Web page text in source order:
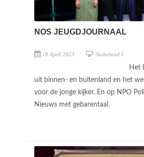
NOS JEUGDJOURNAAL
18 April 2023 Nederland 1
Het
uit binnen- en buitenland en het
voor de jonge kijker. En op NPO
Nieuws met gebarentaal.